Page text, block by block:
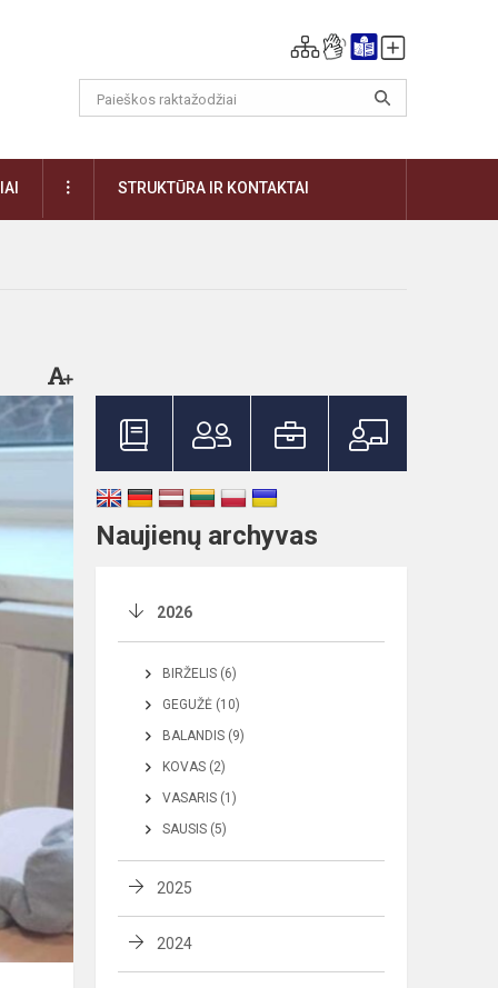
DAUGIAUSTRUKTŪRA IR KONTAKTAI
Naujienų archyvas
2026
BIRŽELIS (6)
GEGUŽĖ (10)
BALANDIS (9)
KOVAS (2)
VASARIS (1)
SAUSIS (5)
2025
2024